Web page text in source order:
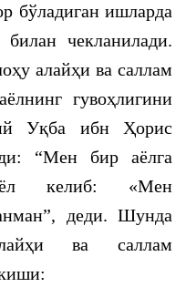
бўладиган ишларда
билан чекланилади.
алайҳи ва саллам
гувоҳлигини
Уқба ибн Ҳорис
“Мен бир аёлга
келиб: «Мен
деди. Шунда
ва саллам